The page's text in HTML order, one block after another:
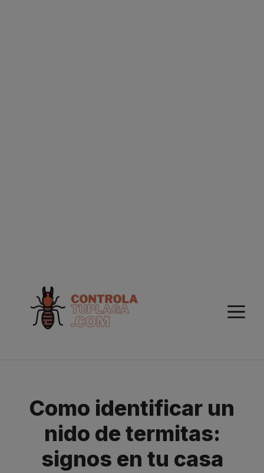
contenido
Como identificar un
nido de termitas:
signos en tu casa